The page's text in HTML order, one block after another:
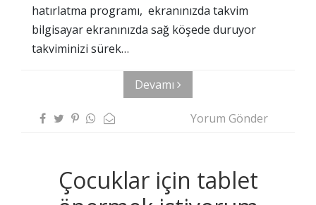
hatırlatma programı, ekranınızda takvim
bilgisayar ekranınızda sağ köşede duruyor
takviminizi sürek…
Devamı
Yorum Gönder
Çocuklar için tablet